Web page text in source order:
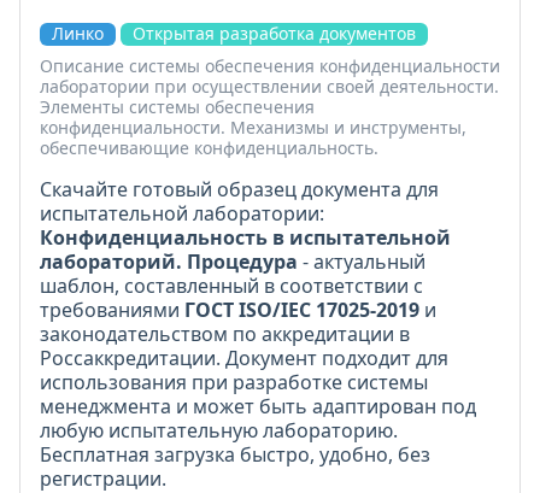
Линко
Открытая разработка документов
Описание системы обеспечения конфиденциальности
лаборатории при осуществлении своей деятельности.
Элементы системы обеспечения
конфиденциальности. Механизмы и инструменты,
обеспечивающие конфиденциальность.
Скачайте готовый образец документа для
испытательной лаборатории:
Конфиденциальность в испытательной
лабораторий. Процедура - актуальный
шаблон, составленный в соответствии с
требованиями ГОСТ ISO/IEC 17025-2019 и
законодательством по аккредитации в
Россаккредитации. Документ подходит для
использования при разработке системы
менеджмента и может быть адаптирован под
любую испытательную лабораторию.
Бесплатная загрузка быстро, удобно, без
регистрации.